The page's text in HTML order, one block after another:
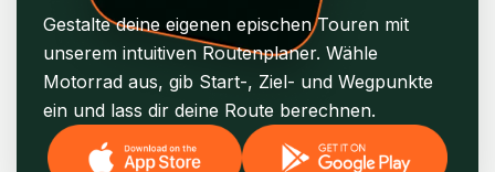
Gestalte deine eigenen epischen Touren mit
unserem intuitiven Routenplaner. Wähle
Motorrad aus, gib Start-, Ziel- und Wegpunkte
ein und lass dir deine Route berechnen.